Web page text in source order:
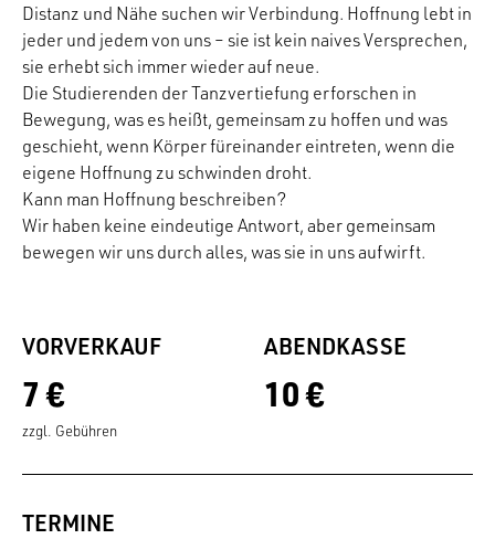
Distanz und Nähe suchen wir Verbindung. Hoffnung lebt in
jeder und jedem von uns – sie ist kein naives Versprechen,
sie erhebt sich immer wieder auf neue.
Die Studierenden der Tanzvertiefung erforschen in
Bewegung, was es heißt, gemeinsam zu hoffen und was
geschieht, wenn Körper füreinander eintreten, wenn die
eigene Hoffnung zu schwinden droht.
Kann man Hoffnung beschreiben?
Wir haben keine eindeutige Antwort, aber gemeinsam
bewegen wir uns durch alles, was sie in uns aufwirft.
VORVERKAUF
7 €
zzgl. Gebühren
ABENDKASSE
10 €
TERMINE